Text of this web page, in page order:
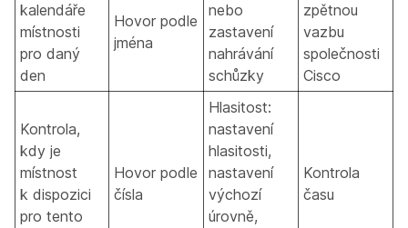
kalendáře
místnosti
pro daný
den
Hovor podle
jména
nebo
zastavení
nahrávání
schůzky
zpětnou
vazbu
společnosti
Cisco
Kontrola,
kdy je
místnost
k dispozici
pro tento
Hovor podle
čísla
Hlasitost:
nastavení
hlasitosti,
nastavení
výchozí
úrovně,
Kontrola
času